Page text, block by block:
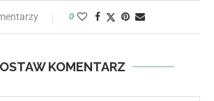
0
KOMENTARZ